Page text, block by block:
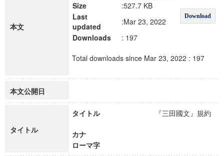
本文
Download
Size
:527.7 KB
Last
updated
:Mar 23, 2022
Downloads
: 197
Total downloads since Mar 23, 2022 : 197
本文公開日
タイトル
タイトル 『三田國文』規約
カナ
ローマ字